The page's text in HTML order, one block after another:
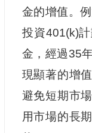
金的增值。
投資401(k)
金，經過35
現顯著的增
避免短期市
用市場的長